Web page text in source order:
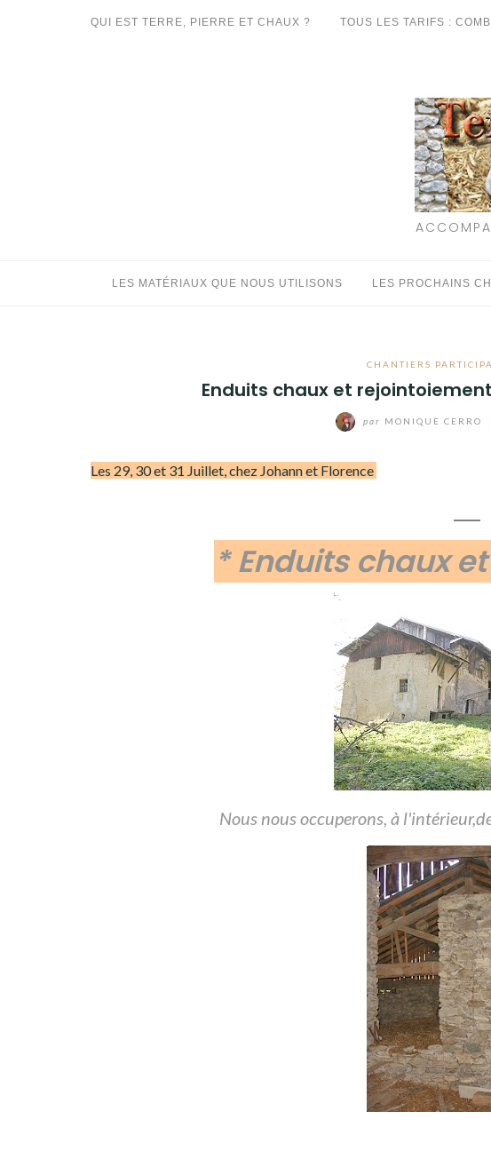
QUI EST TERRE, PIERRE ET CHAUX ? TOUS LES TARIFS :
LES MATÉRIAUX QUE NOUS UTILISONS LES PROCHAINS
CHANTIERS
Enduits chaux et
par MONIQUE CERRO
Les 29, 30 et 31 Juillet, chez Johann et Florence
* Enduits chaux
Nous nous occuperons, à